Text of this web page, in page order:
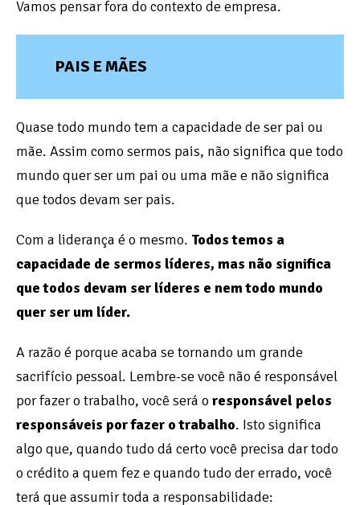
Vamos pensar fora do contexto de empresa.
PAIS E MÃES
Quase todo mundo tem a capacidade de ser pai ou
mãe. Assim como sermos pais, não significa que todo
mundo quer ser um pai ou uma mãe e não significa
que todos devam ser pais.
Com a liderança é o mesmo. Todos temos a
capacidade de sermos líderes, mas não significa
que todos devam ser líderes e nem todo mundo
quer ser um líder.
A razão é porque acaba se tornando um grande
sacrifício pessoal. Lembre-se você não é responsável
por fazer o trabalho, você será o responsável pelos
responsáveis por fazer o trabalho. Isto significa
algo que, quando tudo dá certo você precisa dar todo
o crédito a quem fez e quando tudo der errado, você
terá que assumir toda a responsabilidade: